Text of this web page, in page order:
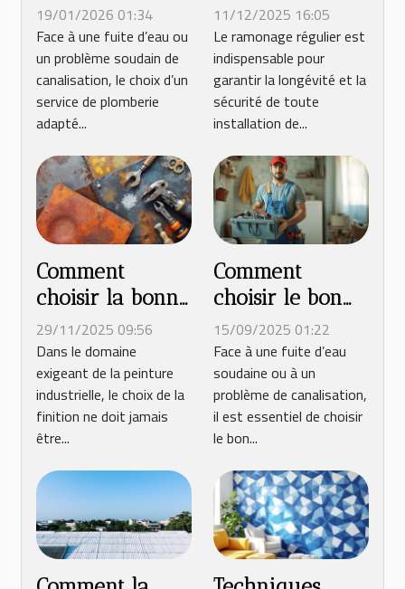
service de
plomberie pour
vos urgences ?
19/01/2026 01:34
Face à une fuite d’eau ou
un problème soudain de
canalisation, le choix d’un
service de plomberie
adapté...
régulier peut
prolonger la vie
de votre
installation ?
11/12/2025 16:05
Le ramonage régulier est
indispensable pour
garantir la longévité et la
sécurité de toute
installation de...
Comment
choisir la bonne
finition pour
vos projets de
peinture
industrielle ?
29/11/2025 09:56
Dans le domaine
exigeant de la peinture
industrielle, le choix de la
finition ne doit jamais
être...
Comment
choisir le bon
service de
plomberie pour
vos urgences
domestiques ?
15/09/2025 01:22
Face à une fuite d’eau
soudaine ou à un
problème de canalisation,
il est essentiel de choisir
le bon...